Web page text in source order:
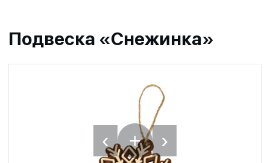
Подвеска «Снежинка»
‹ + ›